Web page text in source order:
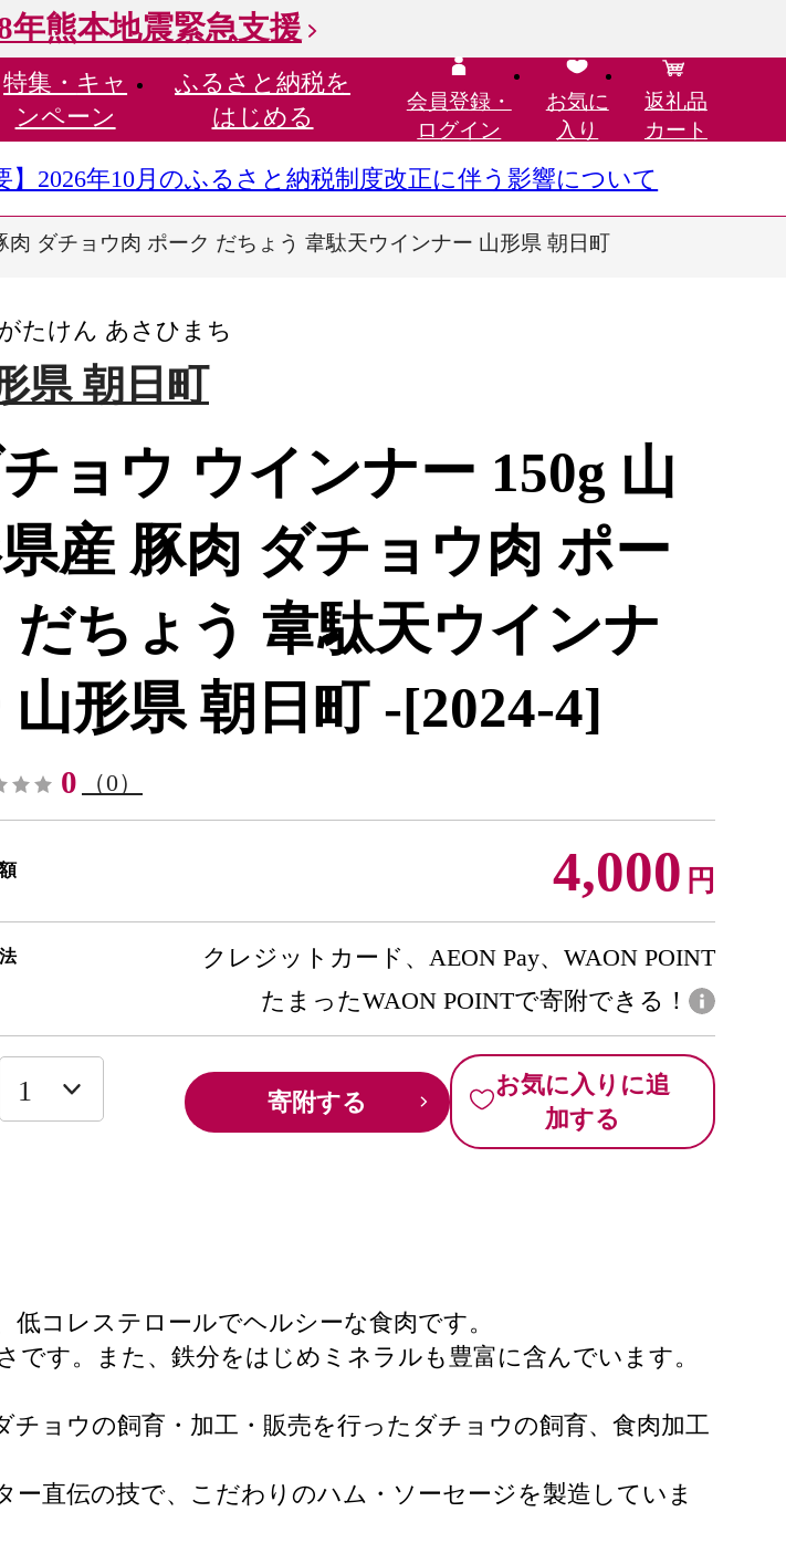
年熊本地震緊急支援
特集・ キャ
ンペーン
ふるさと納税を
はじめる
会員登録・
ログイン
お気に
入り
返礼品
カート
】2026年10月のふるさと納税制度改正に伴う影響について
肉 ダチョウ肉 ポーク だちょう 韋駄天ウインナー 山形県 朝日町
たけん あさひまち
県 朝日町
ョウ ウインナー 150g 山
産 豚肉 ダチョウ肉 ポー
だちょう 韋駄天ウインナ
山形県 朝日町 -[2024-4]
0 （0）
4,000 円
クレジットカード、AEON Pay、WAON POINT
たまったWAON POINTで寄附できる！
寄附する
お気に入りに追
加する
コレステロールでヘルシーな食肉です。
す。また、鉄分をはじめミネラルも豊富に含んでいます。
ョウの飼育・加工・販売を行ったダチョウの飼育、食肉加工
直伝の技で、こだわりのハム・ソーセージを製造していま